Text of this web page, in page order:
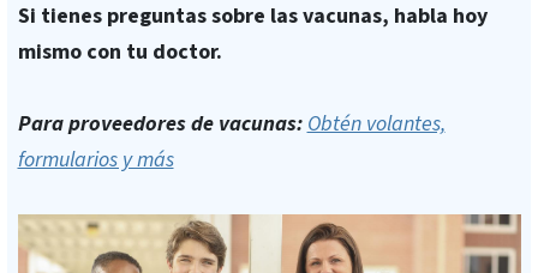
Si tienes preguntas sobre las vacunas, habla hoy
mismo con tu doctor.
Para proveedores de vacunas: Obtén volantes,
formularios y más